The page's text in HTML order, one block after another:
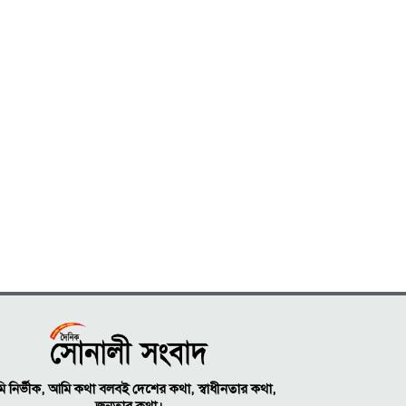
নির্ভীক, আমি কথা বলবই দেশের কথা, স্বাধীনতার কথা,